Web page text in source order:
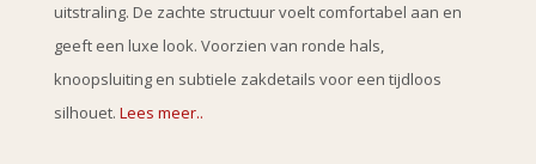
uitstraling. De zachte structuur voelt comfortabel aan en
geeft een luxe look. Voorzien van ronde hals,
knoopsluiting en subtiele zakdetails voor een tijdloos
silhouet. Lees meer..